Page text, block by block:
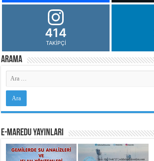
414
TAKIPÇI
Arama
e-MarEdu Yayınları